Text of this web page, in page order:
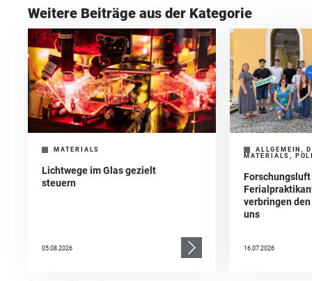
Weitere Beiträge aus der Kategorie
MATERIALS
Lichtwege im Glas gezielt
steuern
05.08.2026
ALLGEMEIN,
MATERIALS,
verbringen
uns
16.07.2026